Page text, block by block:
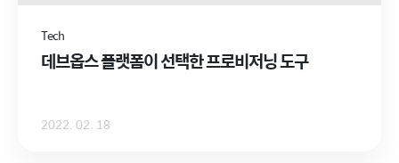
Tech
데브옵스 플랫폼이 선택한 프로비저닝 도구
2022. 02. 18